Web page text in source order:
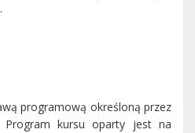
programową określoną przez
Program kursu oparty jest na